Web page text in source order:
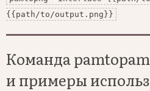
{{path/to/output.png}}
Команда
и примеры